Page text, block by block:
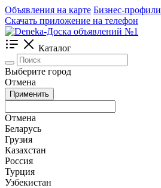
Объявления на карте Бизнес-профили
Скачать приложение на телефон
Каталог
Выберите город
Отмена
Применить
Отмена
Беларусь
Грузия
Казахстан
Россия
Турция
Узбекистан